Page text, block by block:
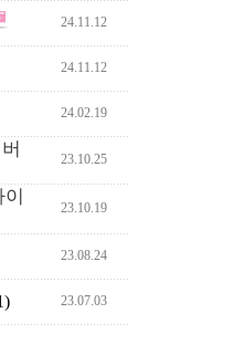
24.11.12
24.11.12
24.02.19
23.10.25
23.10.19
23.08.24
23.07.03